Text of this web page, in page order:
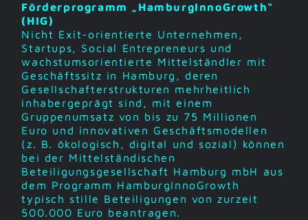
Förderprogramm „HamburgInnoGrowth“
(HIG)
Nicht Exit-orientierte Unternehmen,
Startups, Social Entrepreneurs und
wachstumsorientierte Mittelständler mit
Geschäftssitz in Hamburg, deren
Gesellschafterstrukturen mehrheitlich
inhabergeprägt sind, mit einem
Gruppenumsatz von bis zu 75 Millionen
Euro und innovativen Geschäftsmodellen
(z. B. ökologisch, digital und sozial) können
bei der Mittelständischen
Beteiligungsgesellschaft Hamburg mbH aus
dem Programm HamburgInnoGrowth
typisch stille Beteiligungen von zurzeit
500.000 Euro beantragen.